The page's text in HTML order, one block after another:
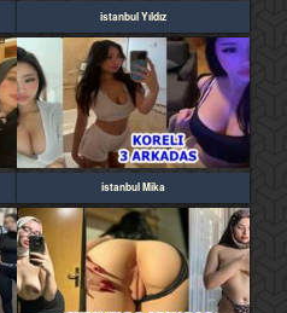
istanbul Yıldız
istanbul Mika